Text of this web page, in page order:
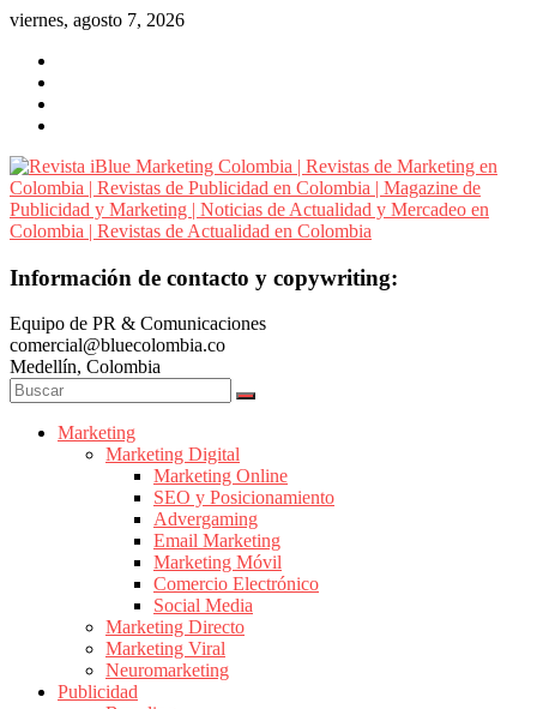
Saltar
contenido
viernes, agosto 7, 2026
Revista
Marketing
Colombia
|
Revistas
Marketing
Publicidad
Colombia
Información de contacto y copywriting:
Equipo de PR & Comunicaciones
comercial@bluecolombia.co
Medellín, Colombia
Marketing
Marketing Digital
Marketing Online
SEO y Posicionamiento
Advergaming
Email Marketing
Marketing Móvil
Comercio Electrónico
Social Media
Marketing Directo
Marketing Viral
Neuromarketing
Publicidad